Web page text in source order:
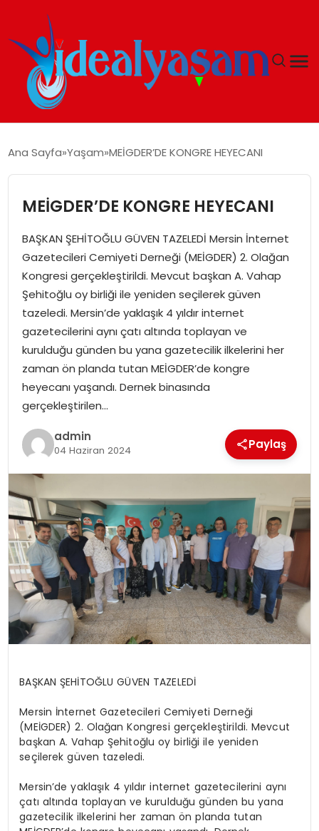
GÜNDEM
EKONOMI
İDEAL YAŞAM
İDEAL SPOR
YAŞAM
MAGAZIN
SAĞLIK
SOSYAL HABER
Ana Sayfa Yaşam MEİGDER’DE KONGRE HEYECANI
MEİGDER’DE KONGRE HEYECANI
BAŞKAN ŞEHİTOĞLU GÜVEN TAZELEDİ Mersin İnternet
Gazetecileri Cemiyeti Derneği (MEİGDER) 2. Olağan
Kongresi gerçekleştirildi. Mevcut başkan A. Vahap
Şehitoğlu oy birliği ile yeniden seçilerek güven
tazeledi. Mersin’de yaklaşık 4 yıldır internet
gazetecilerini aynı çatı altında toplayan ve
kurulduğu günden bu yana gazetecilik ilkelerini her
zaman ön planda tutan MEİGDER’de kongre
heyecanı yaşandı. Dernek binasında
gerçekleştirilen…
admin
04 Haziran 2024 Paylaş
BAŞKAN ŞEHİTOĞLU GÜVEN TAZELEDİ
Mersin İnternet Gazetecileri Cemiyeti Derneği
(MEİGDER) 2. Olağan Kongresi gerçekleştirildi. Mevcut
başkan A. Vahap Şehitoğlu oy birliği ile yeniden
seçilerek güven tazeledi.
Mersin’de yaklaşık 4 yıldır internet gazetecilerini aynı
çatı altında toplayan ve kurulduğu günden bu yana
gazetecilik ilkelerini her zaman ön planda tutan